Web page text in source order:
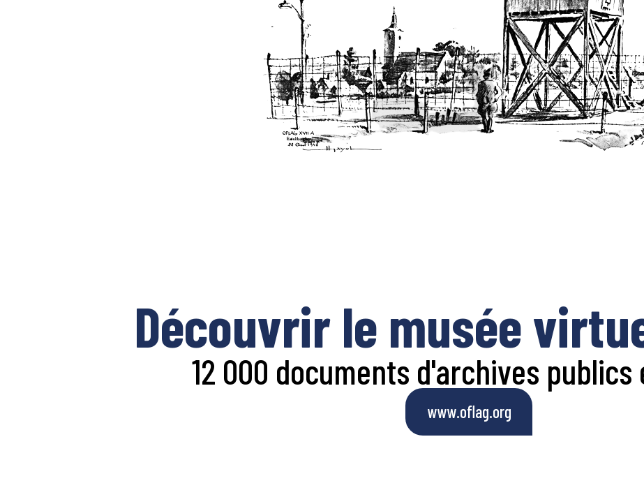
Découvrir le musée
12 000 documents d'archives
www.oflag.org